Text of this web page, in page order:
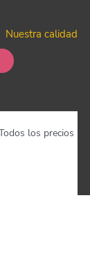
Nuestra calidad
los precios